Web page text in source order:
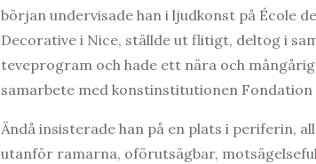
början undervisade han i ljudkonst på École
Decorative i Nice, ställde ut flitigt, deltog i
teveprogram och hade ett nära och
samarbete med konstinstitutionen Fondation
Ändå insisterade han på en plats i periferin,
utanför ramarna, oförutsägbar,